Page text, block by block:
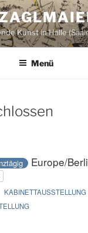
Kunst in Halle
Menü
Europe/
KABINETTAUSSTELLUNG